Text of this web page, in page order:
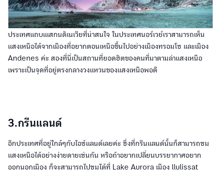
ประเทศแถบเแสกนดิเนเวียที่น่าสนใจ ในประเทศนอร์เวย์เราสามารถเห็น
แสงเหนือได้จากเมืองที่อยากตอนเหนือขึ้นไปอย่างเมืองทรอมโซ และเมือง
Andenes ค่ะ สองที่นี่เป็นสถานที่ยอดฮิตของคนที่มาตามล่าแสงเหนือ
เพราะเป็นจุดที่อยู่ตรงกลางวงแหวนของแสงเหนือพอดี
3.กรีนแลนด์
อีกประเทศที่อยู่ใกล้ๆกับไอซ์แลนด์เลยค่ะ ซึ่งที่กรีนแลนด์นั้นก็สามารถชม
แสงเหนือได้อย่างง่ายดายเช่นกัน หรือถ้าอยากเปลี่ยนบรรยากาศอยาก
ออกนอกเมือง ก็จะสามารถไปชมได้ที่ Lake Aurora เมือง llulissat